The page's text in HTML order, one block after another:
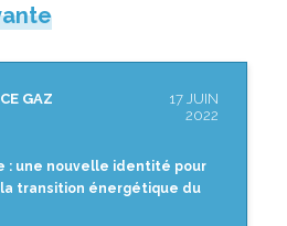
GAZ
17 JUIN
2022
: une nouvelle identité pour
transition énergétique du